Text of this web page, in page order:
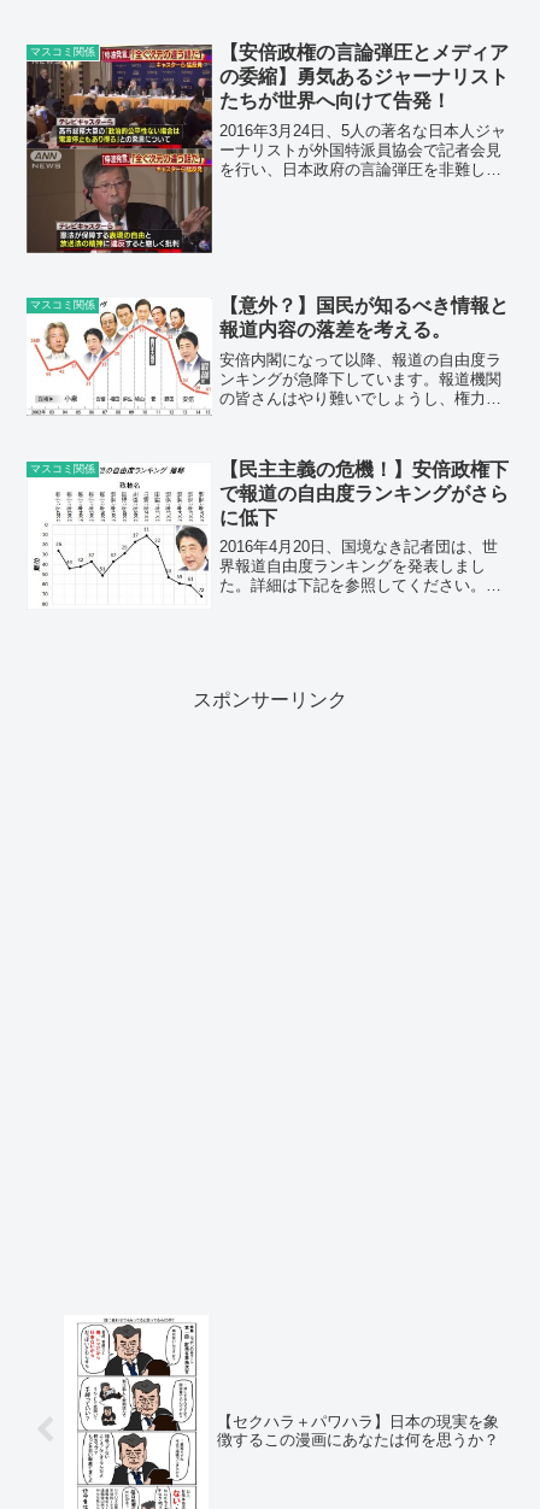
マスコミ関係
【安倍政権の言論弾圧とメディア
の委縮】勇気あるジャーナリスト
たちが世界へ向けて告発！
2016年3月24日、5人の著名な日本人ジャ
ーナリストが外国特派員協会で記者会見
を行い、日本政府の言論弾圧を非難し、
マスコミ関係
【意外？】国民が知るべき情報と
報道内容の落差を考える。
安倍内閣になって以降、報道の自由度ラ
ンキングが急降下しています。報道機関
の皆さんはやり難いでしょうし、権力者
いだけでなく、内閣支持率を上げるため
のイカサマ情報も目立ちま...
マスコミ関係
【民主主義の危機！】安倍政権下
で報道の自由度ランキングがさら
に低下
2016年4月20日、国境なき記者団は、世
界報道自由度ランキングを発表しまし
た。詳細は下記を参照してください。国
スポンサーリンク
【セクハラ＋パワハラ】日本の現実を象
徴するこの漫画にあなたは何を思うか？